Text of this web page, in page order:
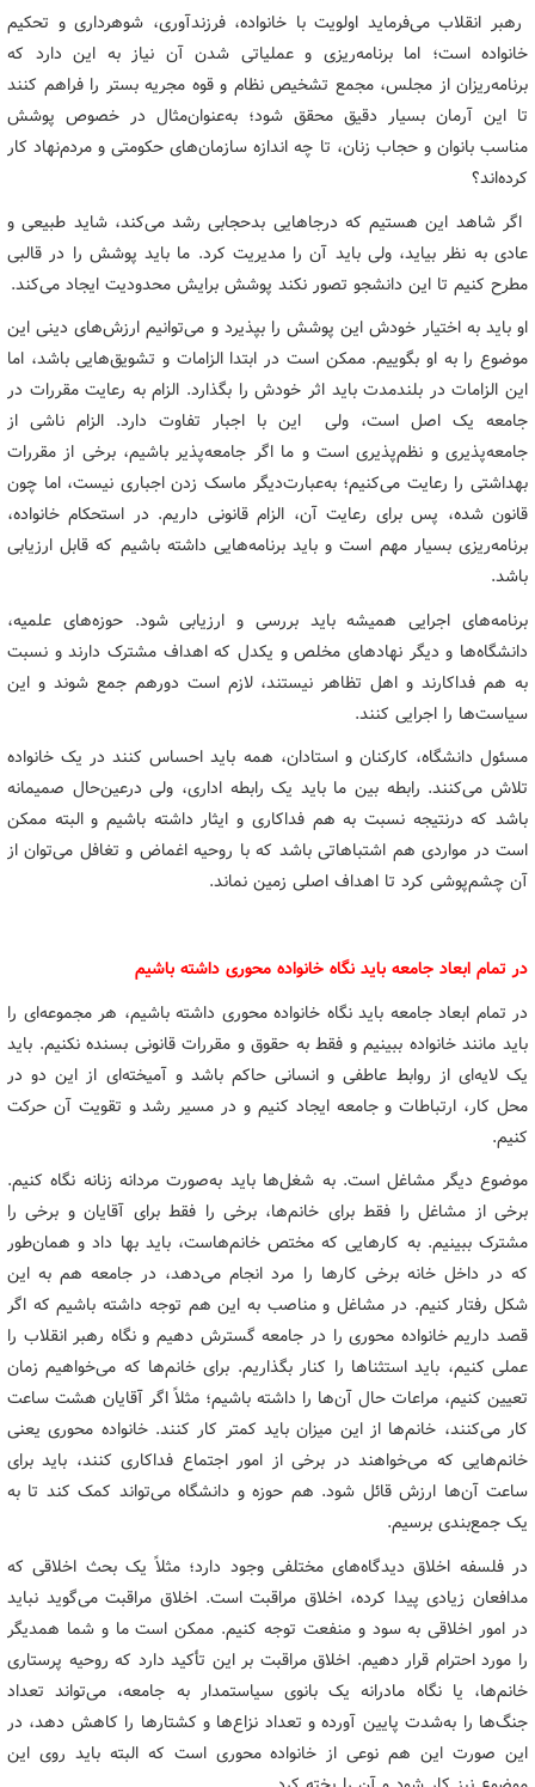
رهبر انقلاب می‌فرماید اولویت با خانواده، فرزندآوری، شوهرداری و تحکیم
خانواده است؛ اما برنامه‌ریزی و عملیاتی شدن آن نیاز به این دارد که
برنامه‌ریزان از مجلس، مجمع تشخیص نظام و قوه مجریه بستر را فراهم کنند
تا این آرمان بسیار دقیق محقق شود؛ به‌عنوان‌مثال در خصوص پوشش
مناسب بانوان و حجاب زنان، تا چه اندازه سازمان‌های حکومتی و مردم‌نهاد کار
کرده‌اند؟
اگر شاهد این هستیم که درجاهایی بدحجابی رشد می‌کند، شاید طبیعی و
عادی به نظر بیاید، ولی باید آن را مدیریت کرد. ما باید پوشش را در قالبی
مطرح کنیم تا این دانشجو تصور نکند پوشش برایش محدودیت ایجاد می‌کند.
او باید به اختیار خودش این پوشش را بپذیرد و می‌توانیم ارزش‌های دینی این
موضوع را به او بگوییم. ممکن است در ابتدا الزامات و تشویق‌هایی باشد، اما
این الزامات در بلندمدت باید اثر خودش را بگذارد. الزام به رعایت مقررات در
جامعه یک اصل است، ولی این با اجبار تفاوت دارد. الزام ناشی از
جامعه‌پذیری و نظم‌پذیری است و ما اگر جامعه‌پذیر باشیم، برخی از مقررات
بهداشتی را رعایت می‌کنیم؛ به‌عبارت‌دیگر ماسک زدن اجباری نیست، اما چون
قانون شده، پس برای رعایت آن، الزام قانونی داریم. در استحکام خانواده،
برنامه‌ریزی بسیار مهم است و باید برنامه‌هایی داشته باشیم که قابل ارزیابی
باشد.
برنامه‌های اجرایی همیشه باید بررسی و ارزیابی شود. حوزه‌های علمیه،
دانشگاه‌ها و دیگر نهادهای مخلص و یکدل که اهداف مشترک دارند و نسبت
به هم فداکارند و اهل تظاهر نیستند، لازم است دورهم جمع شوند و این
سیاست‌ها را اجرایی کنند.
مسئول دانشگاه، کارکنان و استادان، همه باید احساس کنند در یک خانواده
تلاش می‌کنند. رابطه‌ بین ما باید یک رابطه اداری، ولی درعین‌حال صمیمانه
باشد که درنتیجه نسبت به هم فداکاری و ایثار داشته باشیم و البته ممکن
است در مواردی هم اشتباهاتی باشد که با روحیه اغماض و تغافل می‌توان از
آن چشم‌پوشی کرد تا اهداف اصلی زمین نماند.
در تمام ابعاد جامعه باید نگاه خانواده محوری داشته باشیم
در تمام ابعاد جامعه باید نگاه خانواده محوری داشته باشیم، هر مجموعه‌ای را
باید مانند خانواده ببینیم و فقط به حقوق و مقررات قانونی بسنده نکنیم. باید
یک لایه‌ای از روابط عاطفی و انسانی حاکم باشد و آمیخته‌ای از این دو در
محل کار، ارتباطات و جامعه ایجاد کنیم و در مسیر رشد و تقویت آن حرکت
کنیم.
موضوع دیگر مشاغل است. به شغل‌ها باید به‌صورت مردانه زنانه نگاه کنیم.
برخی از مشاغل را فقط برای خانم‌ها، برخی را فقط برای آقایان و برخی را
مشترک ببینیم. به کارهایی که مختص خانم‌هاست، باید بها داد و همان‌طور
که در داخل خانه برخی کارها را مرد انجام می‌دهد، در جامعه هم به این
شکل رفتار کنیم. در مشاغل و مناصب به این هم توجه داشته باشیم که اگر
قصد داریم خانواده محوری را در جامعه گسترش دهیم و نگاه رهبر انقلاب را
عملی کنیم، باید استثناها را کنار بگذاریم. برای خانم‌ها که می‌خواهیم زمان
تعیین ‌کنیم، مراعات حال آن‌ها را داشته باشیم؛ مثلاً اگر آقایان هشت ساعت
کار می‌کنند، خانم‌ها از این میزان باید کمتر کار کنند. خانواده محوری یعنی
خانم‌هایی که می‌خواهند در برخی از امور اجتماع فداکاری کنند، باید برای
ساعت آن‌ها ارزش قائل شود. هم حوزه و دانشگاه می‌تواند کمک کند تا به
یک جمع‌بندی برسیم.
در فلسفه اخلاق دیدگاه‌های مختلفی وجود دارد؛ مثلاً یک بحث اخلاقی که
مدافعان زیادی پیدا کرده، اخلاق مراقبت است. اخلاق مراقبت می‌گوید نباید
در امور اخلاقی به سود و منفعت توجه کنیم. ممکن است ما و شما همدیگر
را مورد احترام قرار دهیم. اخلاق مراقبت بر این تأکید دارد که روحیه‌ پرستاری
خانم‌ها، یا نگاه مادرانه یک بانوی سیاستمدار به جامعه، می‌تواند تعداد
جنگ‌ها را به‌شدت پایین آورده و تعداد نزاع‌ها و کشتارها را کاهش دهد، در
این صورت این هم نوعی از خانواده محوری است که البته باید روی این